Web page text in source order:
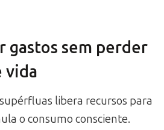
gastos sem perder
vida
libera recursos para
o consumo consciente.